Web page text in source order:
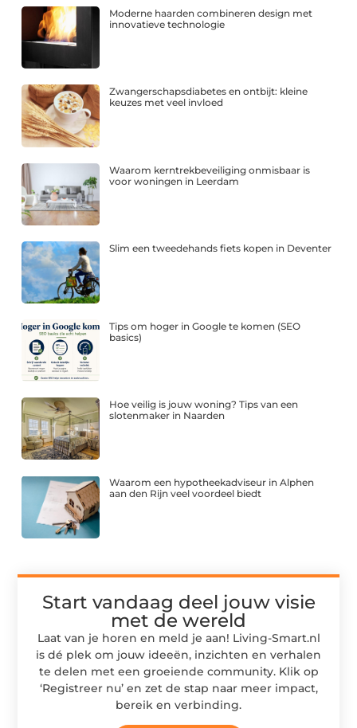
Moderne haarden combineren design met
innovatieve technologie
Zwangerschapsdiabetes en ontbijt: kleine
keuzes met veel invloed
Waarom kerntrekbeveiliging onmisbaar is
voor woningen in Leerdam
Slim een tweedehands fiets kopen in Deventer
Tips om hoger in Google te komen (SEO
basics)
Hoe veilig is jouw woning? Tips van een
slotenmaker in Naarden
Waarom een hypotheekadviseur in Alphen
aan den Rijn veel voordeel biedt
Start vandaag deel jouw visie
met de wereld
Laat van je horen en meld je aan! Living-Smart.nl
is dé plek om jouw ideeën, inzichten en verhalen
te delen met een groeiende community. Klik op
‘Registreer nu’ en zet de stap naar meer impact,
bereik en verbinding.